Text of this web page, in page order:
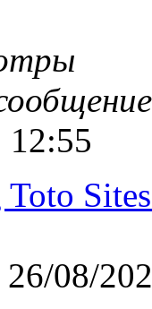
12:55
26/08/